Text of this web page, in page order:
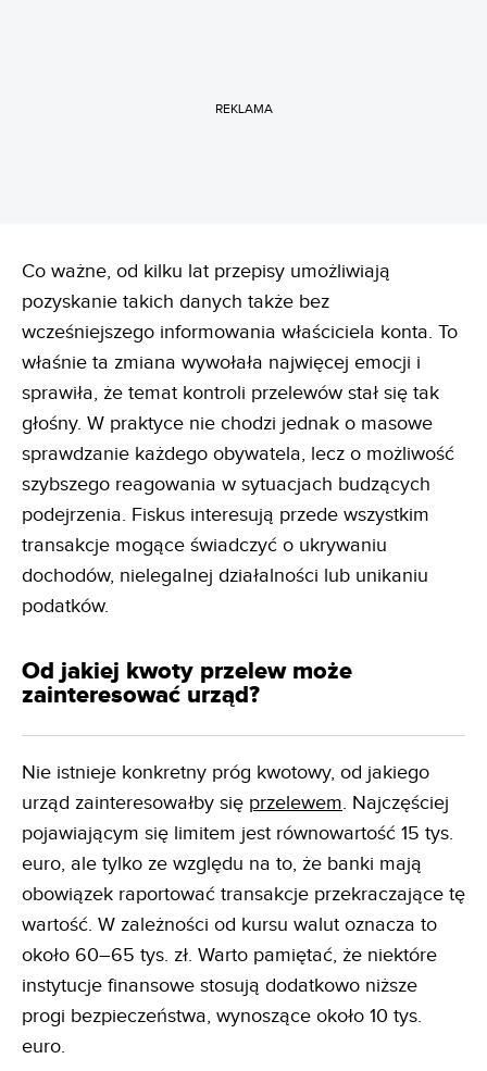
REKLAMA
Co ważne, od kilku lat przepisy umożliwiają
pozyskanie takich danych także bez
wcześniejszego informowania właściciela konta. To
właśnie ta zmiana wywołała najwięcej emocji i
sprawiła, że temat kontroli przelewów stał się tak
głośny. W praktyce nie chodzi jednak o masowe
sprawdzanie każdego obywatela, lecz o możliwość
szybszego reagowania w sytuacjach budzących
podejrzenia. Fiskus interesują przede wszystkim
transakcje mogące świadczyć o ukrywaniu
dochodów, nielegalnej działalności lub unikaniu
podatków.
Od jakiej kwoty przelew może
zainteresować urząd?
Nie istnieje konkretny próg kwotowy, od jakiego
urząd zainteresowałby się przelewem. Najczęściej
pojawiającym się limitem jest równowartość 15 tys.
euro, ale tylko ze względu na to, że banki mają
obowiązek raportować transakcje przekraczające tę
wartość. W zależności od kursu walut oznacza to
około 60–65 tys. zł. Warto pamiętać, że niektóre
instytucje finansowe stosują dodatkowo niższe
progi bezpieczeństwa, wynoszące około 10 tys.
euro.